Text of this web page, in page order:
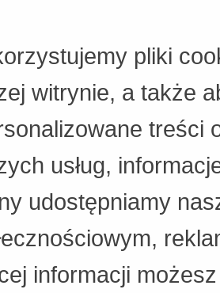
pliki
witrynie, a także
treści
usług,
udostępniamy
informacji